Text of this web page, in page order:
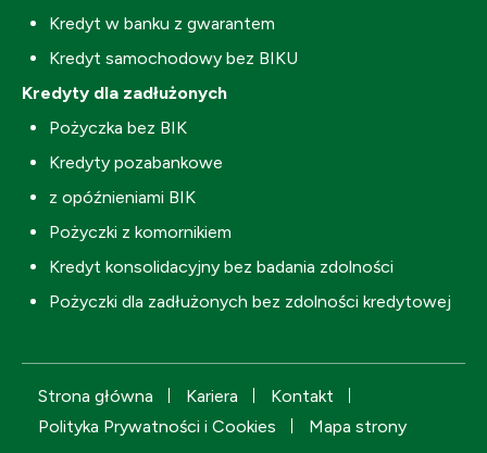
Kredyt w banku z gwarantem
Kredyt samochodowy bez BIKU
Kredyty dla zadłużonych
Pożyczka bez BIK
Kredyty pozabankowe
z opóźnieniami BIK
Pożyczki z komornikiem
Kredyt konsolidacyjny bez badania zdolności
Pożyczki dla zadłużonych bez zdolności kredytowej
Strona główna Kariera
Kontakt
Polityka Prywatności i Cookies
Mapa strony